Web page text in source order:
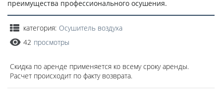
преимущества профессионального осушения.
категория: Осушитель воздуха
42 просмотры
Скидка по аренде применяется ко всему сроку аренды.
Расчет происходит по факту возврата.